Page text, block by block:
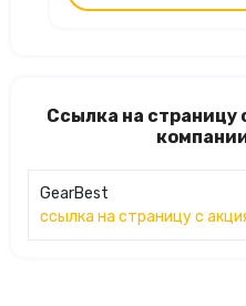
Ссылка на страницу
GearBest
ссылка на страницу с